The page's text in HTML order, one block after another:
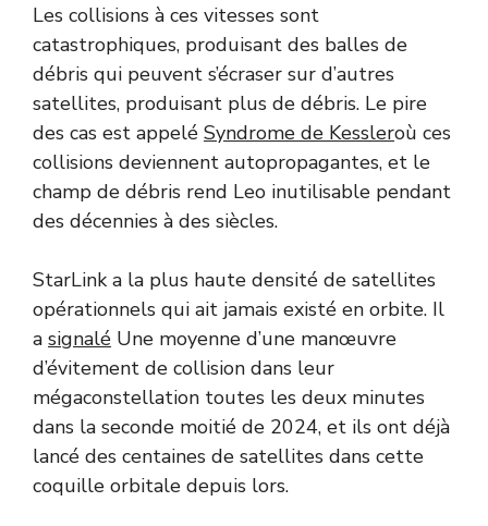
Les collisions à ces vitesses sont
catastrophiques, produisant des balles de
débris qui peuvent s’écraser sur d’autres
satellites, produisant plus de débris. Le pire
des cas est appelé Syndrome de Kessleroù ces
collisions deviennent autopropagantes, et le
champ de débris rend Leo inutilisable pendant
des décennies à des siècles.
StarLink a la plus haute densité de satellites
opérationnels qui ait jamais existé en orbite. Il
a signalé Une moyenne d’une manœuvre
d’évitement de collision dans leur
mégaconstellation toutes les deux minutes
dans la seconde moitié de 2024, et ils ont déjà
lancé des centaines de satellites dans cette
coquille orbitale depuis lors.